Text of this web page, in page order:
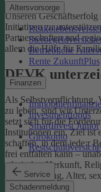
Altersvorsorge
Betriebliche
Rente ZukunftPlus
Finanzen
Investmentfonds
SmartInvest Junior
Girokonto
Service
Schadenmeldung
Unseren
Initiativen zu
Partnerschaften und
allem die Hilfe für
DEVK
Als Selbstverpflichtung,
zu leben, sind wir
setzt sich für die
Institutionen ein.Ziel ist
schaffen, in dem jede:r
frei entfalten kann –
ethnischer Herkunft,
Einschränkung, Alter,
Identität.